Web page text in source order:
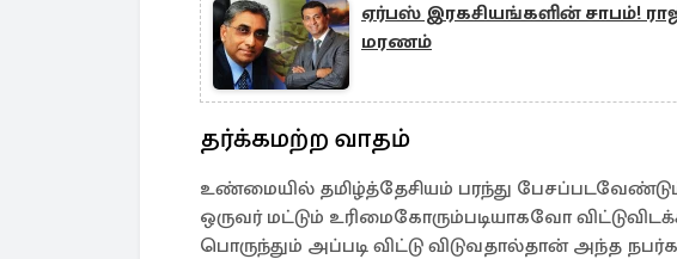
ஏர்பஸ் இரகசியங்களின் சாபம்!
மரணம்
தர்க்கமற்ற வாதம்
உண்மையில் தமிழ்த்தேசியம் பரந்து
ஒருவர் மட்டும் உரிமைகோரும்படியாகவோ
பொருந்தும் அப்படி விட்டு விடுவதால்தான் அந்த